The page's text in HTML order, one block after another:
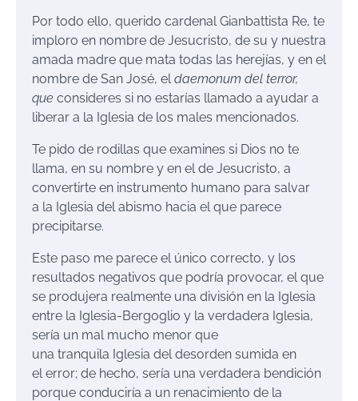
Por todo ello, querido cardenal Gianbattista Re, te
imploro en nombre de Jesucristo, de su y nuestra
amada madre que mata todas las herejías, y en el
nombre de San José, el daemonum del terror,
que consideres si no estarías llamado a ayudar a
liberar a la Iglesia de los males mencionados.
Te pido de rodillas que examines si Dios no te
llama, en su nombre y en el de Jesucristo, a
convertirte en instrumento humano para salvar
a la Iglesia del abismo hacia el que parece
precipitarse.
Este paso me parece el único correcto, y los
resultados negativos que podría provocar, el que
se produjera realmente una división en la Iglesia
entre la Iglesia-Bergoglio y la verdadera Iglesia,
sería un mal mucho menor que
una tranquila Iglesia del desorden sumida en
el error; de hecho, sería una verdadera bendición
porque conduciría a un renacimiento de la